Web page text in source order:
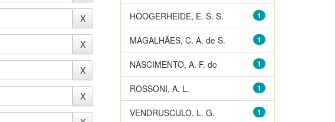
1
HOOGERHEIDE, E. S. S.
1
MAGALHÃES, C. A. de S.
1
NASCIMENTO, A. F. do
1
ROSSONI, A. L.
1
VENDRUSCULO, L. G.